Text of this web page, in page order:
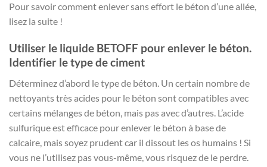
Pour savoir comment enlever sans effort le béton d’une allée,
lisez la suite !
Utiliser le liquide BETOFF pour enlever le béton.
Identifier le type de ciment
Déterminez d’abord le type de béton. Un certain nombre de
nettoyants très acides pour le béton sont compatibles avec
certains mélanges de béton, mais pas avec d’autres. L’acide
sulfurique est efficace pour enlever le béton à base de
calcaire, mais soyez prudent car il dissout les os humains ! Si
vous ne l’utilisez pas vous-même, vous risquez de le perdre.